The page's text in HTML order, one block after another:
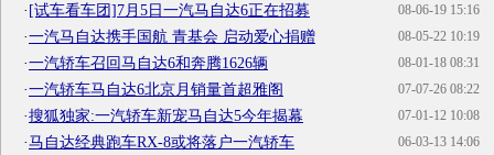
08-06-19 15:16
·[试车看车团]7月5日一汽马自达6正在招募
08-05-22 10:19
·一汽马自达携手国航 青基会 启动爱心捐赠
08-01-18 08:31
·一汽轿车召回马自达6和奔腾1626辆
07-07-26 08:22
·一汽轿车马自达6北京月销量首超雅阁
07-01-12 10:08
·搜狐独家:一汽轿车新宠马自达5今年揭幕
06-03-13 14:06
·马自达经典跑车RX-8或将落户一汽轿车